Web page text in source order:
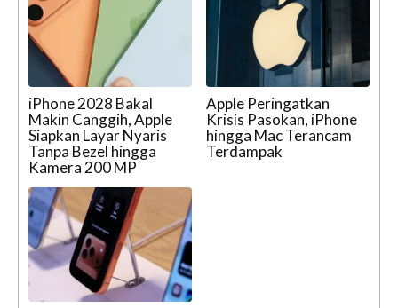
iPhone 2028 Bakal
Makin Canggih, Apple
Siapkan Layar Nyaris
Tanpa Bezel hingga
Kamera 200 MP
Apple Peringatkan
Krisis Pasokan, iPhone
hingga Mac Terancam
Terdampak